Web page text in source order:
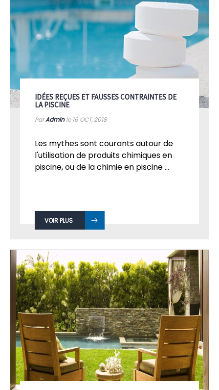
IDÉES REÇUES ET FAUSSES CONTRAINTES DE
LA PISCINE
ParAdminle 16 OCT, 2018
Les mythes sont courants autour de
l'utilisation de produits chimiques en
piscine, ou de la chimie en piscine ...
VOIR PLUS